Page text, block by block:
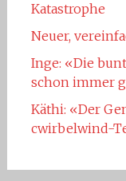
Katastrophe
Neuer,
Inge: «Die
schon immer
Käthi: «Der
cwirbelwind-